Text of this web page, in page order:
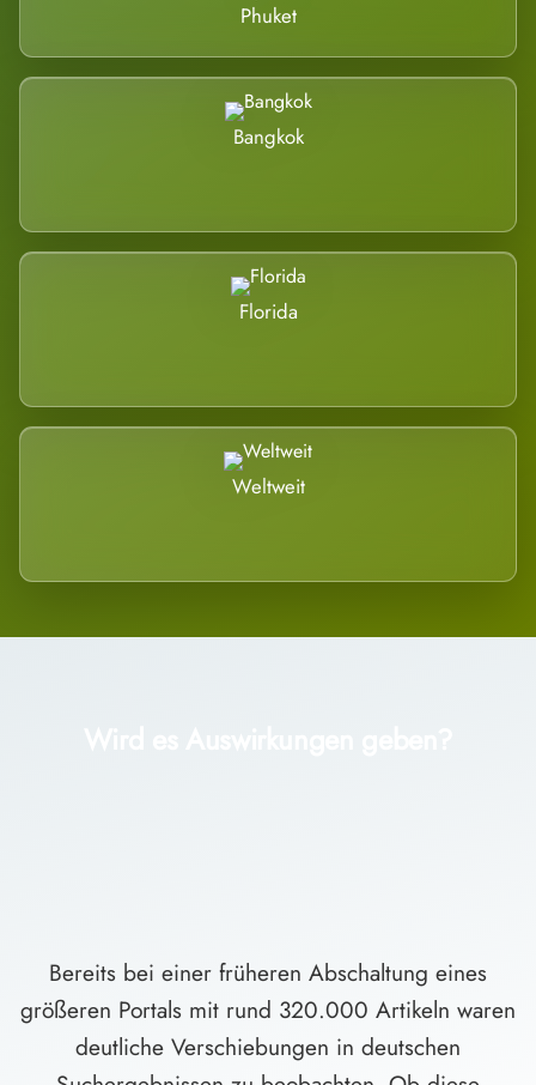
Phuket
Bangkok
Florida
Weltweit
Bereits bei einer früheren Abschaltung eines
größeren Portals mit rund 320.000 Artikeln waren
deutliche Verschiebungen in deutschen